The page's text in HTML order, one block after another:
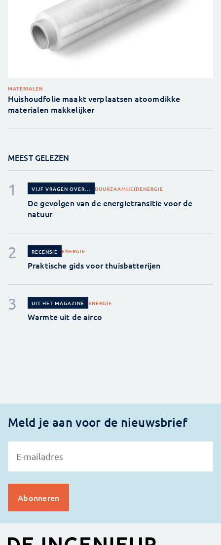
MATERIALEN
Huishoudfolie maakt verplaatsen atoomdikke
materialen makkelijker
MEEST GELEZEN
VIJF VRAGEN OVER... DUURZAAMHEIDENERGIE
De gevolgen van de energietransitie voor de
natuur
RECENSIE ENERGIE
Praktische gids voor thuisbatterijen
UIT HET MAGAZINE ENERGIE
Warmte uit de airco
Meld je aan voor de nieuwsbrief